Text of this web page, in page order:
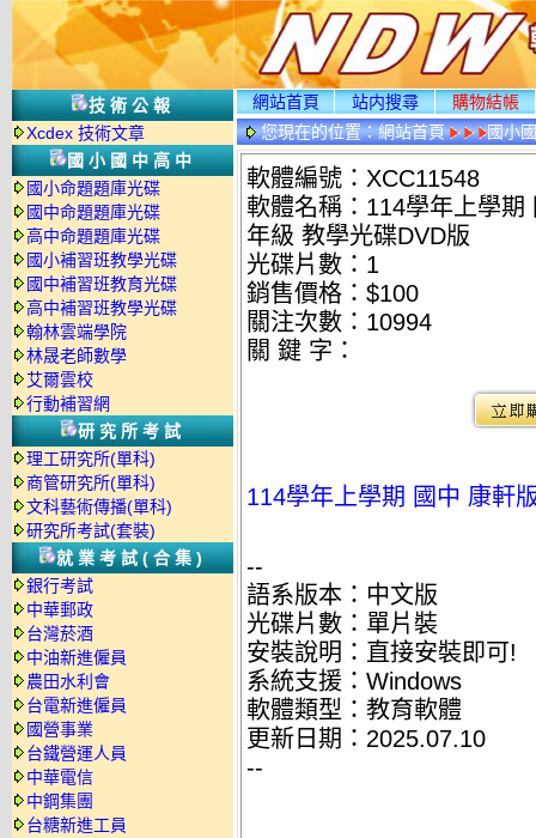
技術公報
Xcdex 技術文章
國小國中高中
國小命題題庫光碟
國中命題題庫光碟
高中命題題庫光碟
國小補習班教學光碟
國中補習班教育光碟
高中補習班教學光碟
翰林雲端學院
林晟老師數學
艾爾雲校
行動補習網
研究所考試
理工研究所(單科)
商管研究所(單科)
文科藝術傳播(單科)
研究所考試(套裝)
就業考試(合集)
銀行考試
中華郵政
台灣菸酒
中油新進僱員
農田水利會
台電新進僱員
國營事業
台鐵營運人員
中華電信
中鋼集團
台糖新進工員
網站首頁 站内搜尋
購物結帳
您現在的位置：網站首頁 國小
軟體編號：XCC11548
軟體名稱：114學年上學
年級 教學光碟DVD版
光碟片數：1
銷售價格：$100
關注次數： 10994
關 鍵 字：
114學年上學期 國中 康軒
--
語系版本：中文版
光碟片數：單片裝
安裝說明：直接安裝即可!
系統支援：Windows
軟體類型：教育軟體
更新日期：2025.07.10
--